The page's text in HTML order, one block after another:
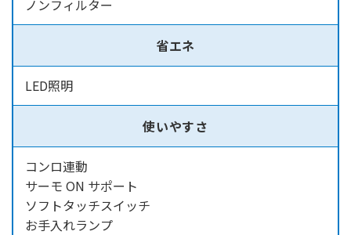
ノンフィルター
省エネ
LED照明
使いやすさ
コンロ連動
サーモ ON サポート
ソフトタッチスイッチ
お手入れランプ